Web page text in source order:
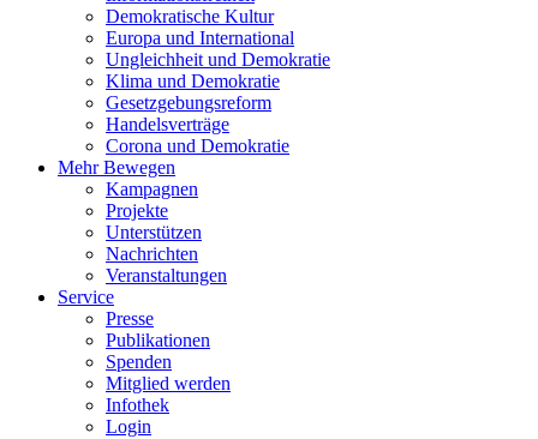
Demokratische Kultur
Europa und International
Ungleichheit und Demokratie
Klima und Demokratie
Gesetzgebungsreform
Handelsverträge
Corona und Demokratie
Mehr Bewegen
Kampagnen
Projekte
Unterstützen
Nachrichten
Veranstaltungen
Service
Presse
Publikationen
Spenden
Mitglied werden
Infothek
Login